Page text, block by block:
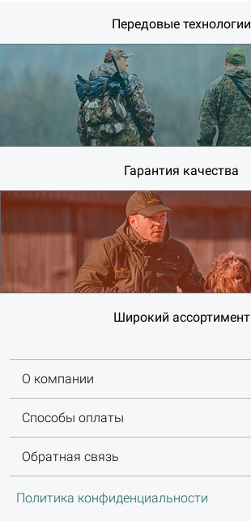
Передовые технологии
Гарантия качества
Широкий ассортимент
О компании
Способы оплаты
Обратная связь
Политика конфиденциальности